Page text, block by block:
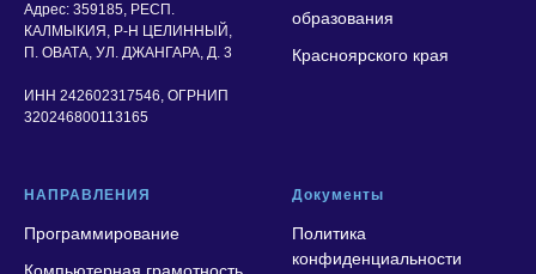
Адрес: 359185, РЕСП.
КАЛМЫКИЯ, Р-Н ЦЕЛИННЫЙ,
П. ОВАТА, УЛ. ДЖАНГАРА, Д. 3
ИНН 242602317546, ОГРНИП
320246800113165
образования
Красноярского края
НАПРАВЛЕНИЯ
Программирование
Документы
Политика
конфиденциальности